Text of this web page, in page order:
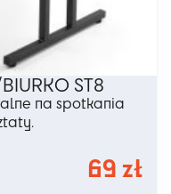
ST8
na spotkania
69 zł